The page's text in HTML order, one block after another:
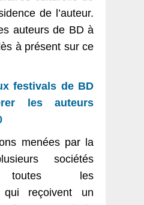
de l’auteur.
auteurs de BD à
à présent sur ce
festivals de BD
les auteurs
menées par la
sociétés
toutes les
qui reçoivent un